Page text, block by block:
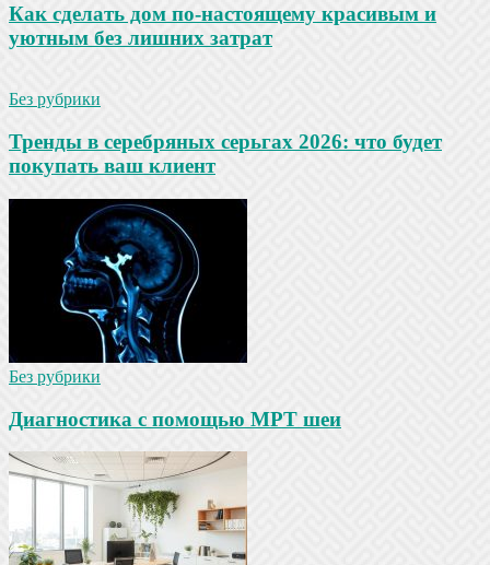
Как сделать дом по-настоящему красивым и
уютным без лишних затрат
Без рубрики
Тренды в серебряных серьгах 2026: что будет
покупать ваш клиент
Без рубрики
Диагностика с помощью МРТ шеи